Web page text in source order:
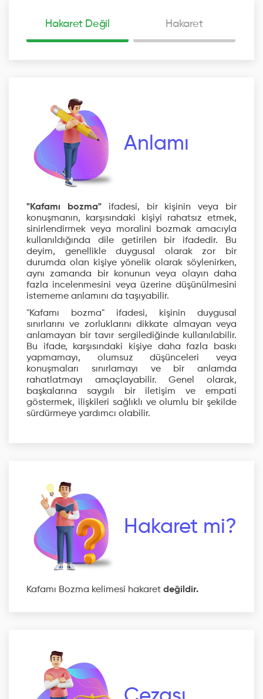
Hakaret Değil Hakaret
Anlamı
"Kafamı bozma"ifadesi, bir kişinin veya bir
konuşmanın, karşısındaki kişiyi rahatsız etmek,
sinirlendirmek veya moralini bozmak amacıyla
kullanıldığında dile getirilen bir ifadedir. Bu
deyim, genellikle duygusal olarak zor bir
durumda olan kişiye yönelik olarak söylenirken,
aynı zamanda bir konunun veya olayın daha
fazla incelenmesini veya üzerine düşünülmesini
istememe anlamını da taşıyabilir.
"Kafamı bozma" ifadesi, kişinin duygusal
sınırlarını ve zorluklarını dikkate almayan veya
anlamayan bir tavır sergilediğinde kullanılabilir.
Bu ifade, karşısındaki kişiye daha fazla baskı
yapmamayı, olumsuz düşünceleri veya
konuşmaları sınırlamayı ve bir anlamda
rahatlatmayı amaçlayabilir. Genel olarak,
başkalarına saygılı bir iletişim ve empati
göstermek, ilişkileri sağlıklı ve olumlu bir şekilde
sürdürmeye yardımcı olabilir.
Hakaret mi?
Kafamı Bozma kelimesi hakaret değildir.